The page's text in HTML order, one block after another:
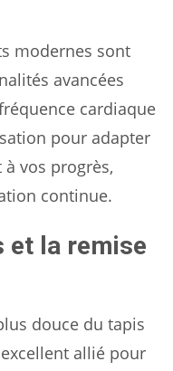
modernes sont
avancées
cardiaque
pour adapter
vos progrès,
continue.
et la remise
douce du tapis
allié pour